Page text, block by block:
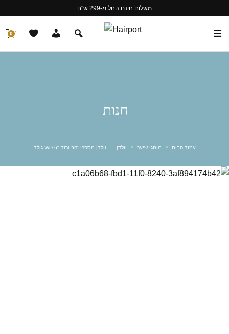
משלוח חינם החל מ-299 ש"ח
0
חנות
עמוד הבית מותגי שיער וולדן וולדן מספרי זהב ורוד "6 WD גולד